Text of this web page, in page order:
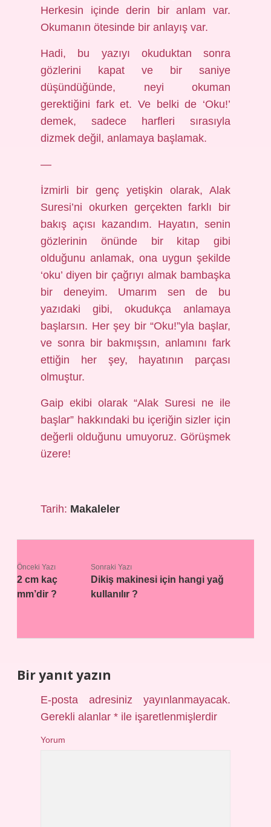
Herkesin içinde derin bir anlam var.
Okumanın ötesinde bir anlayış var.
Hadi, bu yazıyı okuduktan sonra
gözlerini kapat ve bir saniye
düşündüğünde, neyi okuman
gerektiğini fark et. Ve belki de ‘Oku!’
demek, sadece harfleri sırasıyla
dizmek değil, anlamaya başlamak.
—
İzmirli bir genç yetişkin olarak, Alak
Suresi’ni okurken gerçekten farklı bir
bakış açısı kazandım. Hayatın, senin
gözlerinin önünde bir kitap gibi
olduğunu anlamak, ona uygun şekilde
‘oku’ diyen bir çağrıyı almak bambaşka
bir deneyim. Umarım sen de bu
yazıdaki gibi, okudukça anlamaya
başlarsın. Her şey bir “Oku!”yla başlar,
ve sonra bir bakmışsın, anlamını fark
ettiğin her şey, hayatının parçası
olmuştur.
Gaip ekibi olarak “Alak Suresi ne ile
başlar” hakkındaki bu içeriğin sizler için
değerli olduğunu umuyoruz. Görüşmek
üzere!
Tarih: Makaleler
Önceki Yazı
2 cm kaç
mm’dir ?
Sonraki Yazı
Dikiş makinesi için hangi yağ
kullanılır ?
Bir yanıt yazın
E-posta adresiniz yayınlanmayacak.
Gerekli alanlar* ile işaretlenmişlerdir
Yorum